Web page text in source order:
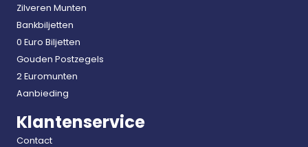
Zilveren Munten
Bankbiljetten
0 Euro Biljetten
Gouden Postzegels
2 Euromunten
Aanbieding
Klantenservice
Contact